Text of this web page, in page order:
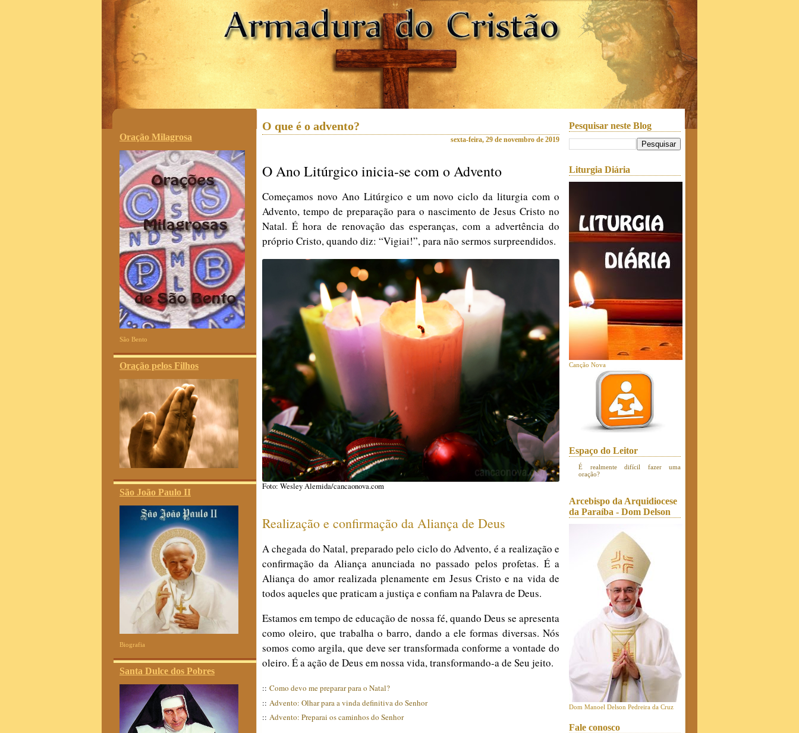
.
Oração Milagrosa
São Bento
Oração pelos Filhos
São João Paulo II
Biografia
Santa Dulce dos Pobres
O que é o advento?
sexta-feira, 29 de novembro de 2019
O Ano Litúrgico inicia-se com o Advento
Começamos novo Ano Litúrgico e um novo ciclo da liturgia com o
Advento, tempo de preparação para o nascimento de Jesus Cristo no
Natal. É hora de renovação das esperanças, com a advertência do
próprio Cristo, quando diz: “Vigiai!”, para não sermos surpreendidos.
Foto: Wesley Alemida/cancaonova.com
Realização e confirmação da Aliança de Deus
A chegada do Natal, preparado pelo ciclo do Advento, é a realização e
confirmação da Aliança anunciada no passado pelos profetas. É a
Aliança do amor realizada plenamente em Jesus Cristo e na vida de
todos aqueles que praticam a justiça e confiam na Palavra de Deus.
Estamos em tempo de educação de nossa fé, quando Deus se apresenta
como oleiro, que trabalha o barro, dando a ele formas diversas. Nós
somos como argila, que deve ser transformada conforme a vontade do
oleiro. É a ação de Deus em nossa vida, transformando-a de Seu jeito.
:: Como devo me preparar para o Natal?
:: Advento: Olhar para a vinda definitiva do Senhor
:: Advento: Preparai os caminhos do Senhor
Pesquisar neste Blog
Liturgia Diária
Canção Nova
Espaço do Leitor
É realmente difícil fazer uma
oração?
Arcebispo da Arquidiocese
da Paraíba - Dom Delson
Dom Manoel Delson Pedreira da Cruz
Fale conosco